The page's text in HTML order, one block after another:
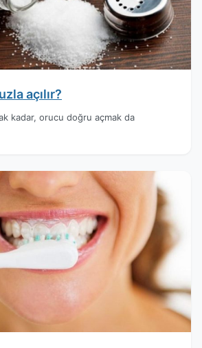
açılır?
kadar, orucu doğru açmak da